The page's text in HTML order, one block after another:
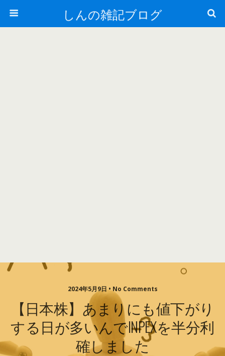
しんの雑記ブログ
2024年5月9日 • No Comments
【日本株】あまりにも値下がり
する日が多いんでINPEXを半分利
確しました